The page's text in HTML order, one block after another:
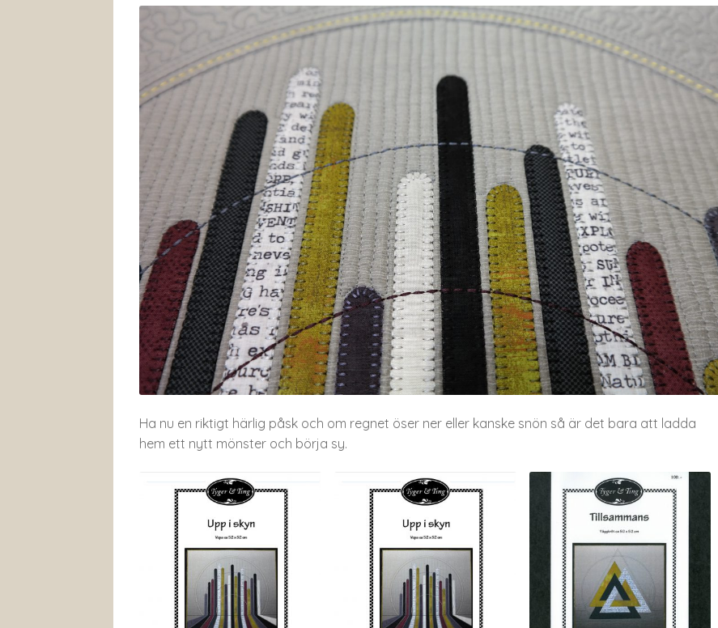
Ha nu en riktigt härlig påsk och om regnet öser ner eller kanske snön så är det bara att ladda
hem ett nytt mönster och börja sy.